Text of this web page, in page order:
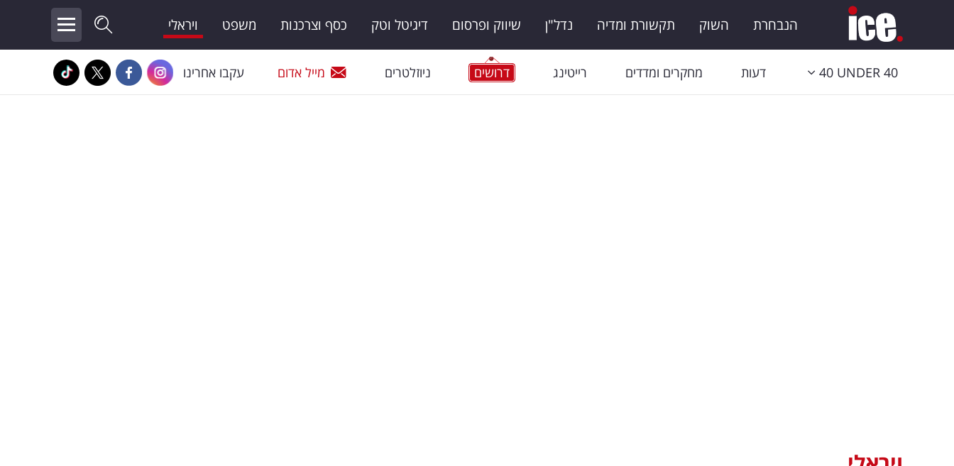
הנבחרת השוק תקשורת ומדיה נדל"ן שיווק ופרסום דיגיטל וטק כסף וצרכנות משפט ויראלי
40 UNDER 40 דעות מחקרים ומדדים רייטינג דרושים ניוזלטרים מייל אדום עקבו אחרינו